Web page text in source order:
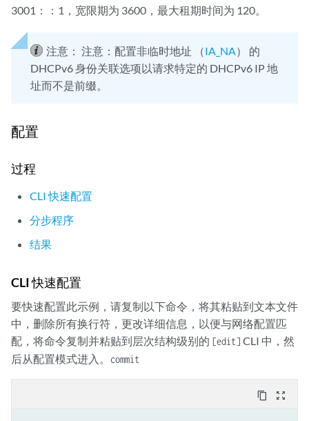
3001：：1，宽限期为 3600，最大租期时间为 120。
注意： 注意：配置非临时地址 （IA_NA） 的
DHCPv6 身份关联选项以请求特定的 DHCPv6 IP 地
址而不是前缀。
配置
过程
CLI 快速配置
分步程序
结果
CLI 快速配置
要快速配置此示例，请复制以下命令，将其粘贴到文本文件
中，删除所有换行符，更改详细信息，以便与网络配置匹
配，将命令复制并粘贴到层次结构级别的 [edit] CLI 中，然
后从配置模式进入。
commit
content_copy zoom_out_map